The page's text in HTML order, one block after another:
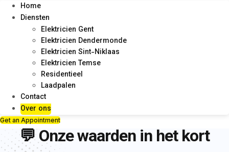
Home
Diensten
Elektricien Gent
Elektricien Dendermonde
Elektricien Sint-Niklaas
Elektricien Temse
Residentieel
Laadpalen
Contact
Over ons
Get an Appointment
💬 Onze waarden in het kort